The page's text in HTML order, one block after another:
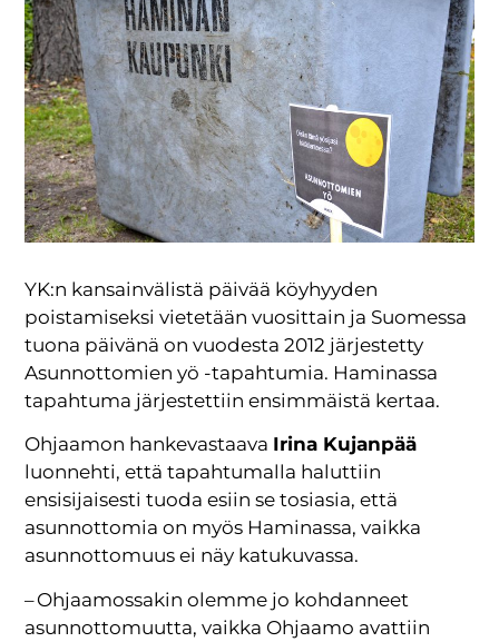
YK:n kansainvälistä päivää köyhyyden
poistamiseksi vietetään vuosittain ja Suomessa
tuona päivänä on vuodesta 2012 järjestetty
Asunnottomien yö -tapahtumia. Haminassa
tapahtuma järjestettiin ensimmäistä kertaa.
Ohjaamon hankevastaava Irina Kujanpää
luonnehti, että tapahtumalla haluttiin
ensisijaisesti tuoda esiin se tosiasia, että
asunnottomia on myös Haminassa, vaikka
asunnottomuus ei näy katukuvassa.
– Ohjaamossakin olemme jo kohdanneet
asunnottomuutta, vaikka Ohjaamo avattiin